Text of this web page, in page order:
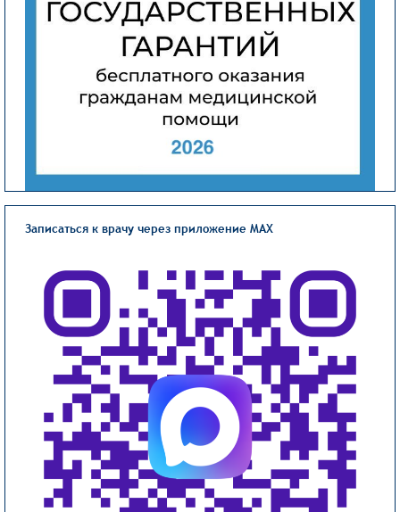
Записаться к врачу через приложение MAX